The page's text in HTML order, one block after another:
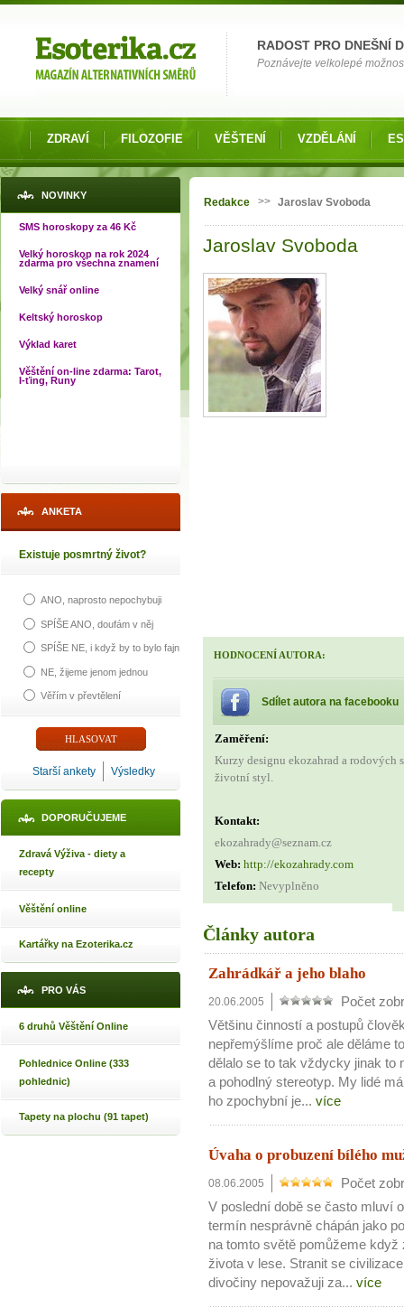
RADOST PRO DNEŠNÍ
Poznávejte velkolepé
ZDRAVÍ FILOZOFIE VĚŠTENÍ VZDĚLÁNÍ
NOVINKY
SMS horoskopy za 46 Kč
Velký horoskop na rok 2024
zdarma pro všechna znamení
Velký snář online
Keltský horoskop
Výklad karet
Věštění on-line zdarma: Tarot,
I-ťing, Runy
ANKETA
Existuje posmrtný život?
ANO, naprosto nepochybuji
SPÍŠE ANO, doufám v něj
SPÍŠE NE, i když by to bylo fajn
NE, žijeme jenom jednou
Věřím v převtělení
Starší ankety Výsledky
DOPORUČUJEME
Zdravá Výživa - diety a
recepty
Věštění online
Kartářky na Ezoterika.cz
PRO VÁS
6 druhů Věštění Online
Pohlednice Online (333
pohlednic)
Tapety na plochu (91 tapet)
Jste zde
Redakce >> Jaroslav Svoboda
Jaroslav Svoboda
HODNOCENÍ AUTORA:
Sdílet autora na facebooku
Zaměření:
Kurzy designu ekozahrad a rodových
životní styl.
Kontakt:
ekozahrady@seznam.cz
Web: http://ekozahrady.com
Telefon: Nevyplněno
Články autora
Zahrádkář a jeho blaho
20.06.2005
Počet
Většinu činností a postupů
nepřemýšlíme proč ale děláme
dělalo se to tak vždycky jinak to
a pohodlný stereotyp. My lidé
ho zpochybní je... více
Úvaha o probuzení bílého
08.06.2005
Počet
V poslední době se často mluví
termín nesprávně chápán jako
na tomto světě pomůžeme
života v lese. Stranit se
divočiny nepovažuji za... více